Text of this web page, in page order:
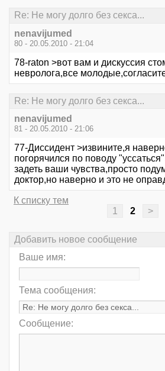
Re: Не могу долго без секса...
nenavijumed
80 - 20.05.2010 - 21:04
78-raton >вот вам и дискуссия
невролога,все
Re: Не могу долго без секса...
nenavijumed
81 - 20.05.2010 - 21:06
77-Диссидент >извините,я
погорячился по поводу
задеть ваши чувства,просто
доктор,но наверно и это не
К списку тем
1
2
>
Добавить новое сообщение
Ваше имя:
Тема сообщения:
Сообщение: